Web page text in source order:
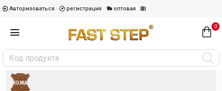
Авторизоваться регистрация оптовая
0
КОЖА